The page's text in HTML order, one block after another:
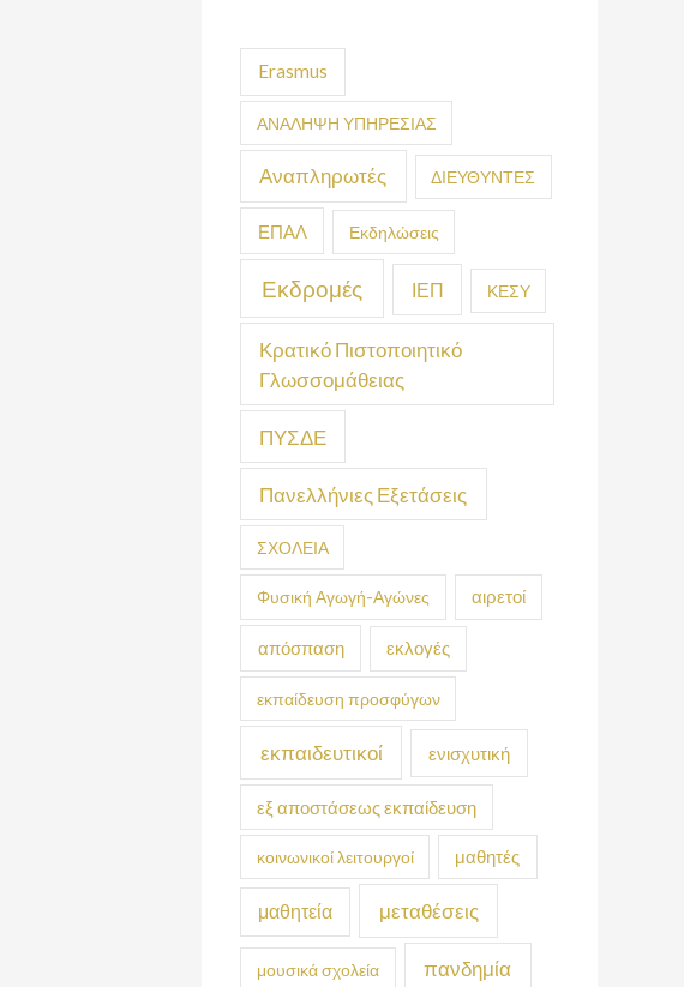
Erasmus
ΑΝΑΛΗΨΗ ΥΠΗΡΕΣΙΑΣ
Αναπληρωτές ΔΙΕΥΘΥΝΤΕΣ
ΕΠΑΛ Εκδηλώσεις
Εκδρομές ΙΕΠ ΚΕΣΥ
Κρατικό Πιστοποιητικό
Γλωσσομάθειας
ΠΥΣΔΕ
Πανελλήνιες Εξετάσεις
ΣΧΟΛΕΙΑ
Φυσική Αγωγή-Αγώνες αιρετοί
απόσπαση εκλογές
εκπαίδευση προσφύγων
εκπαιδευτικοί ενισχυτική
εξ αποστάσεως εκπαίδευση
κοινωνικοί λειτουργοί μαθητές
μαθητεία μεταθέσεις
μουσικά σχολεία πανδημία